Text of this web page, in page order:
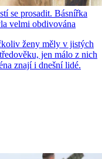
se prosadit. Básnířka
velmi obdivována
ženy měly v jistých
jen málo z nich
znají i dnešní lidé.